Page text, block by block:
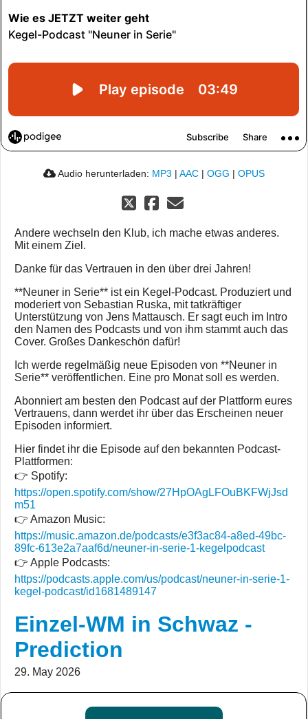
Audio herunterladen: MP3 | AAC | OGG | OPUS
Andere wechseln den Klub, ich mache etwas anderes.
Mit einem Ziel.
Danke für das Vertrauen in den über drei Jahren!
**Neuner in Serie** ist ein Kegel-Podcast. Produziert und
moderiert von Sebastian Ruska, mit tatkräftiger
Unterstützung von Jens Mattausch. Er sagt euch im Intro
den Namen des Podcasts und von ihm stammt auch das
Cover. Großes Dankeschön dafür!
Ich werde regelmäßig neue Episoden von **Neuner in
Serie** veröffentlichen. Eine pro Monat soll es werden.
Abonniert am besten den Podcast auf der Plattform eures
Vertrauens, dann werdet ihr über das Erscheinen neuer
Episoden informiert.
Hier findet ihr die Episode auf den bekannten Podcast-
Plattformen:
👉 Spotify:
https://open.spotify.com/show/27HpOAgLFOuBKFWjJsd
m51
👉 Amazon Music:
https://music.amazon.de/podcasts/e3f3ac84-a8ed-49bc-
89fc-613e2a7aaf6d/neuner-in-serie-1-kegelpodcast
👉 Apple Podcasts:
https://podcasts.apple.com/us/podcast/neuner-in-serie-1-
kegel-podcast/id1681489147
Einzel-WM in Schwaz -
Prediction
29. May 2026